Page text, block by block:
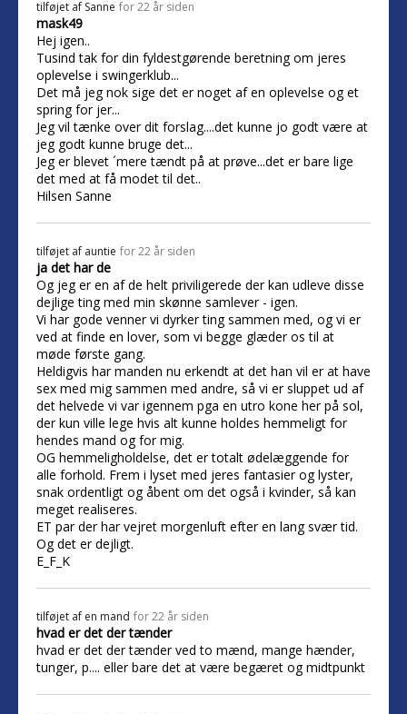
tilføjet af Sanne for 22 år siden
mask49
Hej igen..
Tusind tak for din fyldestgørende beretning om jeres
oplevelse i swingerklub...
Det må jeg nok sige det er noget af en oplevelse og et
spring for jer...
Jeg vil tænke over dit forslag....det kunne jo godt være at
jeg godt kunne bruge det...
Jeg er blevet ´mere tændt på at prøve...det er bare lige
det med at få modet til det..
Hilsen Sanne
tilføjet af auntie for 22 år siden
ja det har de
Og jeg er en af de helt priviligerede der kan udleve disse
dejlige ting med min skønne samlever - igen.
Vi har gode venner vi dyrker ting sammen med, og vi er
ved at finde en lover, som vi begge glæder os til at
møde første gang.
Heldigvis har manden nu erkendt at det han vil er at have
sex med mig sammen med andre, så vi er sluppet ud af
det helvede vi var igennem pga en utro kone her på sol,
der kun ville lege hvis alt kunne holdes hemmeligt for
hendes mand og for mig.
OG hemmeligholdelse, det er totalt ødelæggende for
alle forhold. Frem i lyset med jeres fantasier og lyster,
snak ordentligt og åbent om det også i kvinder, så kan
meget realiseres.
ET par der har vejret morgenluft efter en lang svær tid.
Og det er dejligt.
E_F_K
tilføjet af en mand for 22 år siden
hvad er det der tænder
hvad er det der tænder ved to mænd, mange hænder,
tunger, p.... eller bare det at være begæret og midtpunkt